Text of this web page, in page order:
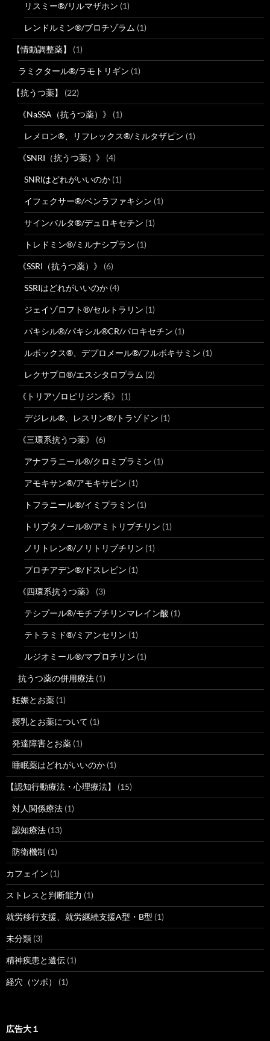
リスミー®/リルマザホン (1)
レンドルミン®/ブロチゾラム (1)
【情動調整薬】 (1)
ラミクタール®/ラモトリギン (1)
【抗うつ薬】 (22)
《NaSSA（抗うつ薬）》 (1)
レメロン®、リフレックス®/ミルタザピン (1)
《SNRI（抗うつ薬）》 (4)
SNRIはどれがいいのか (1)
イフェクサー®/ベンラファキシン (1)
サインバルタ®/デュロキセチン (1)
トレドミン®/ミルナシプラン (1)
《SSRI（抗うつ薬）》 (6)
SSRIはどれがいいのか (4)
ジェイゾロフト®/セルトラリン (1)
パキシル®/パキシル®CR/パロキセチン (1)
ルボックス®、デプロメール®/フルボキサミン (1)
レクサプロ®/エスシタロプラム (2)
《トリアゾロピリジン系》 (1)
デジレル®、レスリン®/トラゾドン (1)
《三環系抗うつ薬》 (6)
アナフラニール®/クロミプラミン (1)
アモキサン®/アモキサピン (1)
トフラニール®/イミプラミン (1)
トリプタノール®/アミトリプチリン (1)
ノリトレン®/ノリトリプチリン (1)
プロチアデン®/ドスレピン (1)
《四環系抗うつ薬》 (3)
テシプール®/モチプチリンマレイン酸 (1)
テトラミド®/ミアンセリン (1)
ルジオミール®/マプロチリン (1)
抗うつ薬の併用療法 (1)
妊娠とお薬 (1)
授乳とお薬について (1)
発達障害とお薬 (1)
睡眠薬はどれがいいのか (1)
【認知行動療法・心理療法】 (15)
対人関係療法 (1)
認知療法 (13)
防衛機制 (1)
カフェイン (1)
ストレスと判断能力 (1)
就労移行支援、就労継続支援A型・B型 (1)
未分類 (3)
精神疾患と遺伝 (1)
経穴（ツボ） (1)
広告大１